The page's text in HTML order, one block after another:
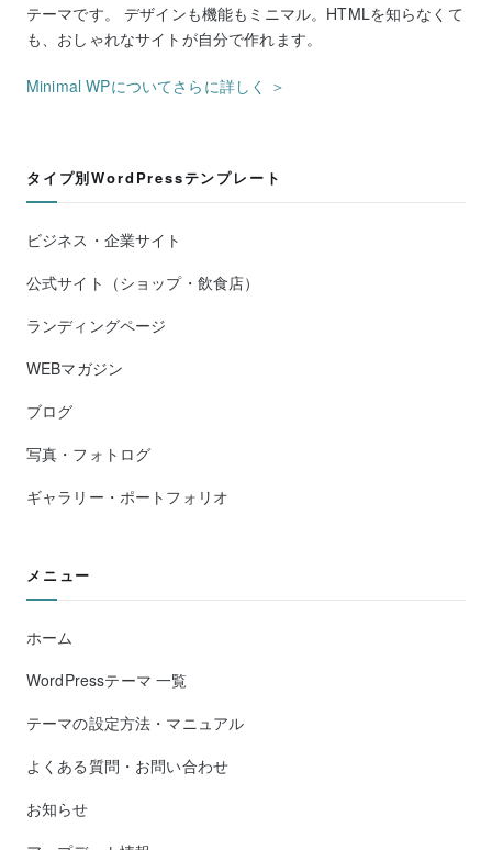
テーマです。 デザインも機能もミニマル。HTMLを知らなくて
も、おしゃれなサイトが自分で作れます。
Minimal WPについてさらに詳しく ＞
タイプ別WordPressテンプレート
ビジネス・企業サイト
公式サイト（ショップ・飲食店）
ランディングページ
WEBマガジン
ブログ
写真・フォトログ
ギャラリー・ポートフォリオ
メニュー
ホーム
WordPressテーマ 一覧
テーマの設定方法・マニュアル
よくある質問・お問い合わせ
お知らせ